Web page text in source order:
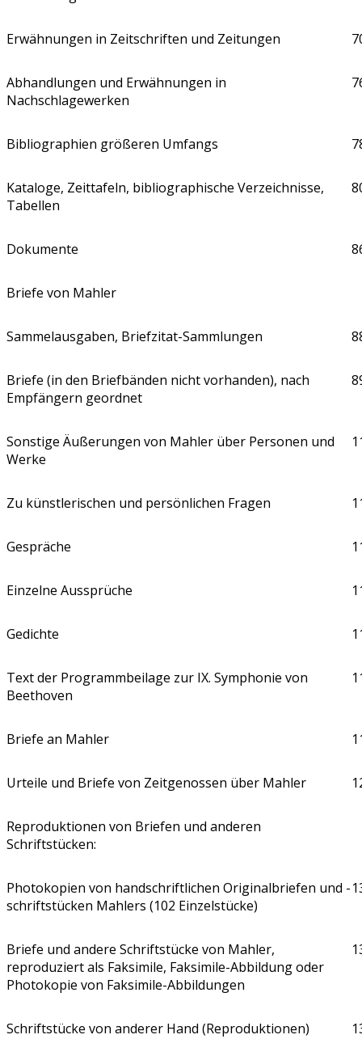
Erwähnungen in Zeitschriften und Zeitungen
Abhandlungen und Erwähnungen in
Nachschlagewerken
Bibliographien größeren Umfangs
Kataloge, Zeittafeln, bibliographische Verzeichnisse,
Tabellen
Dokumente
Briefe von Mahler
Sammelausgaben, Briefzitat-Sammlungen
Briefe (in den Briefbänden nicht vorhanden), nach
Empfängern geordnet
Sonstige Äußerungen von Mahler über Personen und
Werke
Zu künstlerischen und persönlichen Fragen
Gespräche
Einzelne Aussprüche
Gedichte
Text der Programmbeilage zur IX. Symphonie von
Beethoven
Briefe an Mahler
Urteile und Briefe von Zeitgenossen über Mahler
Reproduktionen von Briefen und anderen
Schriftstücken:
Photokopien von handschriftlichen Originalbriefen und -
schriftstücken Mahlers (102 Einzelstücke)
Briefe und andere Schriftstücke von Mahler,
reproduziert als Faksimile, Faksimile-Abbildung oder
Photokopie von Faksimile-Abbildungen
Schriftstücke von anderer Hand (Reproduktionen)